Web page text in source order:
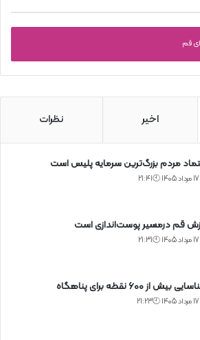
قم
اخیر نظرات
مردم بزرگ‌ترین سرمایه پلیس است
قم درمسیر پوست‌اندازی است
بیش از ۶۰۰ نقطه برای پناهگاه